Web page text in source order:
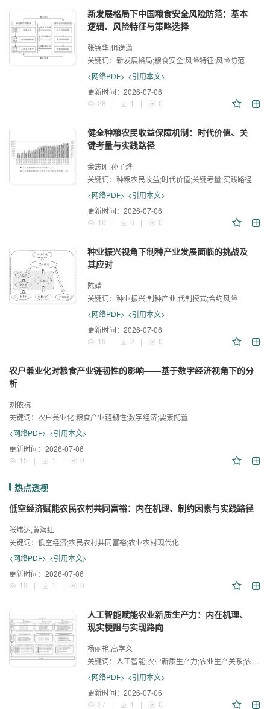
新发展格局下中国粮食安全风险防范：基本
逻辑、风险特征与策略选择
张锦华,佴逸潇
关键词： 新发展格局;粮食安全;风险特征;风险防范
<网络PDF> <引用本文>
更新时间： 2026-07-06
28
| 1 | 0
健全种粮农民收益保障机制：时代价值、关
键考量与实践路径
余志刚,孙子烨
关键词： 种粮农民收益;时代价值;关键考量;实践路径
<网络PDF> <引用本文>
更新时间： 2026-07-06
16
| 6 | 0
种业振兴视角下制种产业发展面临的挑战及
其应对
陈靖
关键词： 种业振兴;制种产业;代制模式;合约风险
<网络PDF> <引用本文>
更新时间： 2026-07-06
19
| 2 | 0
农户兼业化对粮食产业链韧性的影响——基于数字经济视角下的分
析
刘依杭
关键词： 农户兼业化;粮食产业链韧性;数字经济;要素配置
<网络PDF> <引用本文>
更新时间： 2026-07-06
15
| 1 | 0
热点透视
低空经济赋能农民农村共同富裕：内在机理、制约因素与实践路径
张炜达,黄海红
关键词： 低空经济;农民农村共同富裕;农业农村现代化
<网络PDF> <引用本文>
更新时间： 2026-07-06
19
| 1 | 0
人工智能赋能农业新质生产力：内在机理、
现实梗阻与实现路向
杨丽艳,高学义
关键词： 人工智能;农业新质生产力;农业生产关系;农业农村现代化
<网络PDF> <引用本文>
更新时间： 2026-07-06
27
| 1 | 0